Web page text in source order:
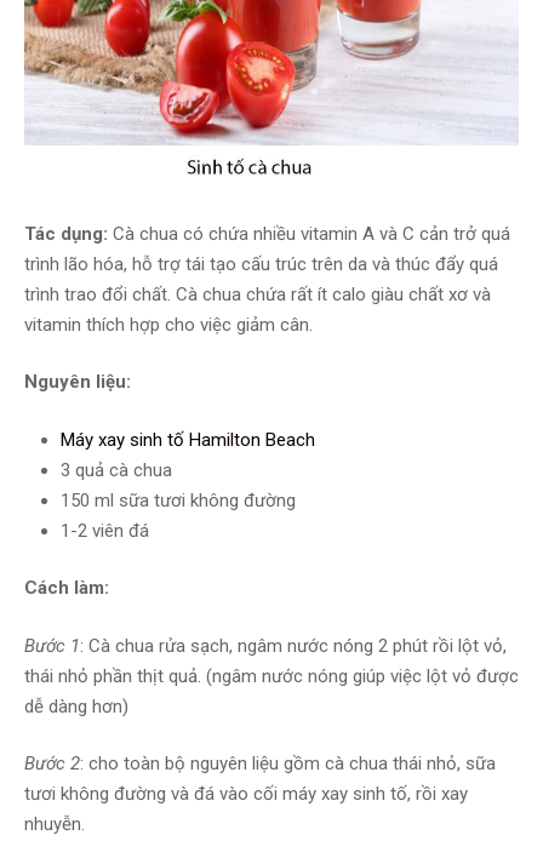
Tác dụng: Cà chua có chứa nhiều vitamin A và C cản trở quá
trình lão hóa, hỗ trợ tái tạo cấu trúc trên da và thúc đẩy quá
trình trao đổi chất. Cà chua chứa rất ít calo giàu chất xơ và
vitamin thích hợp cho việc giảm cân.
Nguyên liệu:
Máy xay sinh tố Hamilton Beach
3 quả cà chua
150 ml sữa tươi không đường
1-2 viên đá
Cách làm:
Bước 1: Cà chua rửa sạch, ngâm nước nóng 2 phút rồi lột vỏ,
thái nhỏ phần thịt quả. (ngâm nước nóng giúp việc lột vỏ được
dễ dàng hơn)
Bước 2: cho toàn bộ nguyên liệu gồm cà chua thái nhỏ, sữa
tươi không đường và đá vào cối máy xay sinh tố, rồi xay
nhuyễn.